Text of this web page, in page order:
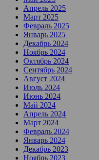
Апрель 2025
Март 2025
Февраль 2025
Январь 2025
Декабрь 2024
Ноябрь 2024
Октябрь 2024
Сентябрь 2024
Август 2024
Июль 2024
Июнь 2024
Май 2024
Апрель 2024
Март 2024
Февраль 2024
Январь 2024
Декабрь 2023
Ноябрь 2023